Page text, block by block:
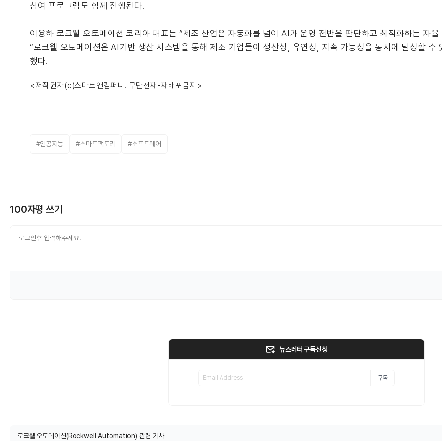
참여 프로그램도 함께 진행된다.
이용하 로크웰 오토메이션 코리아 대표는 “제조 산업은 자동화를 넘어 AI가 운영 전반을 판단하고 최적화하는 자
“로크웰 오토메이션은 AI기반 생산 시스템을 통해 제조 기업들이 생산성, 유연성, 지속 가능성을 동시에 달성할 수
했다.
<저작권자(c)스마트앤컴퍼니. 무단전재-재배포금지>
#인공지능 #스마트팩토리 #소프트웨어
100자평 쓰기
뉴스레터 구독신청
구독
로크웰 오토메이션(Rockwell Automation) 관련 기사